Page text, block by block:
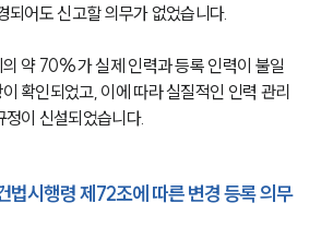
되어도 신고할 의무가 없었습니다.
약 70%가 실제 인력과 등록 인력이 불일
확인되었고, 이에 따라 실질적인 인력 관리
이 신설되었습니다.
법시행령 제72조에 따른 변경 등록 의무